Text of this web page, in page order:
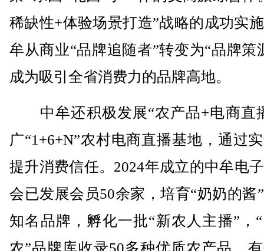
稀缺性+体验场景打造”战略的成功实
牟从商业“品牌追随者”转变为“品牌策
成为吸引全省消费力的品牌高地。
中牟还积极发展“农产品+电商直
广“1+6+N”农村电商直播基地，通过
提升消费信任。2024年成立的中牟电
会已发展会员50余家，培育“奶奶的酱
知名品牌，孵化一批“新农人主播”，
农”品牌库收录50多种优质农产品，